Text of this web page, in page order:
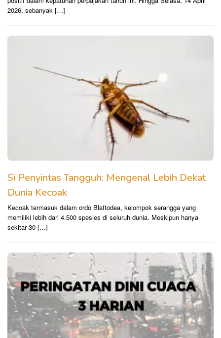
2026, sebanyak […]
Si Penyintas Tangguh: Mengenal Lebih Dekat
Dunia Kecoak
Kecoak termasuk dalam ordo Blattodea, kelompok serangga yang
memiliki lebih dari 4.500 spesies di seluruh dunia. Meskipun hanya
sekitar 30 […]